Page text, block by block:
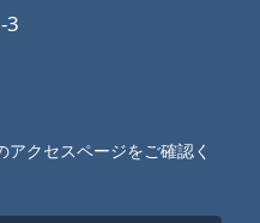
3
クセスページをご確認く